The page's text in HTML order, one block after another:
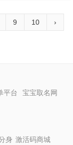
9 10 ›
平台
宝宝取名网
身 激活码商城